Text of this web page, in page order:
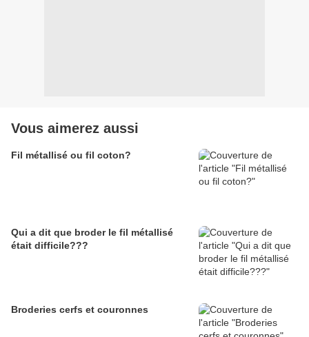
Vous aimerez aussi
Fil métallisé ou fil coton?
Qui a dit que broder le fil métallisé
était difficile???
Broderies cerfs et couronnes